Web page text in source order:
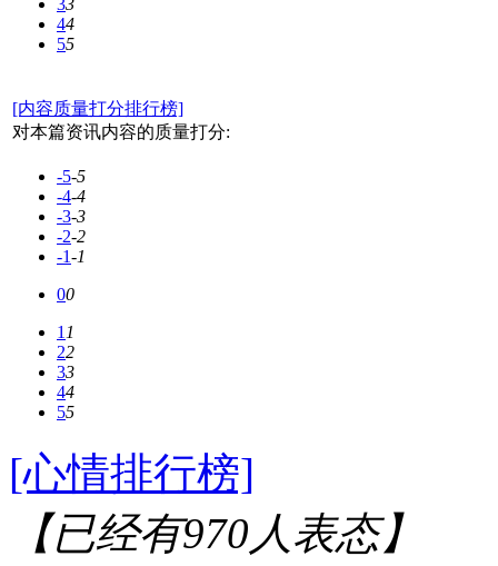
33
44
55
[内容质量打分排行榜]
对本篇资讯内容的质量打分:
-5-5
-4-4
-3-3
-2-2
-1-1
00
11
22
33
44
55
[心情排行榜]
【已经有970人表态】